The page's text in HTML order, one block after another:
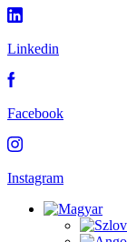
Linkedin
Facebook
Instagram